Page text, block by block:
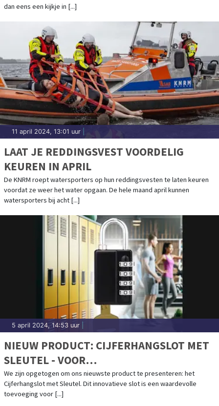
dan eens een kijkje in [...]
11 april 2024, 13:01 uur
LAAT JE REDDINGSVEST VOORDELIG
KEUREN IN APRIL
De KNRM roept watersporters op hun reddingsvesten te laten keuren
voordat ze weer het water opgaan. De hele maand april kunnen
watersporters bij acht [...]
5 april 2024, 14:53 uur
NIEUW PRODUCT: CIJFERHANGSLOT MET
SLEUTEL - VOOR
WATERSPORTLIEFHEBBERS
We zijn opgetogen om ons nieuwste product te presenteren: het
Cijferhangslot met Sleutel. Dit innovatieve slot is een waardevolle
toevoeging voor [...]